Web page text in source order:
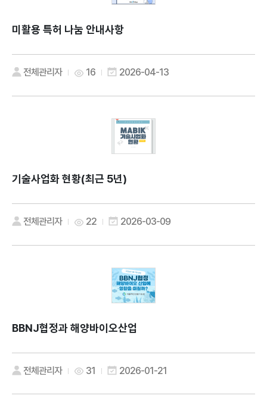
미활용 특허 나눔 안내사항
전체관리자 16 2026-04-13
기술사업화 현황(최근 5년)
전체관리자 22 2026-03-09
BBNJ협정과 해양바이오산업
전체관리자 31 2026-01-21